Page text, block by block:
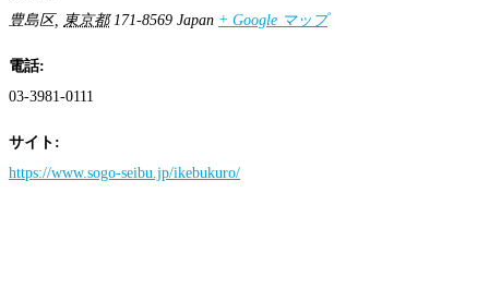
豊島区, 東京都 171-8569 Japan + Google マップ
電話:
03-3981-0111
サイト:
https://www.sogo-seibu.jp/ikebukuro/